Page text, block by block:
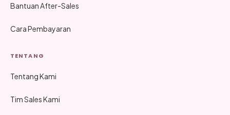
Bantuan After-Sales
Cara Pembayaran
TENTANG
Tentang Kami
Tim Sales Kami